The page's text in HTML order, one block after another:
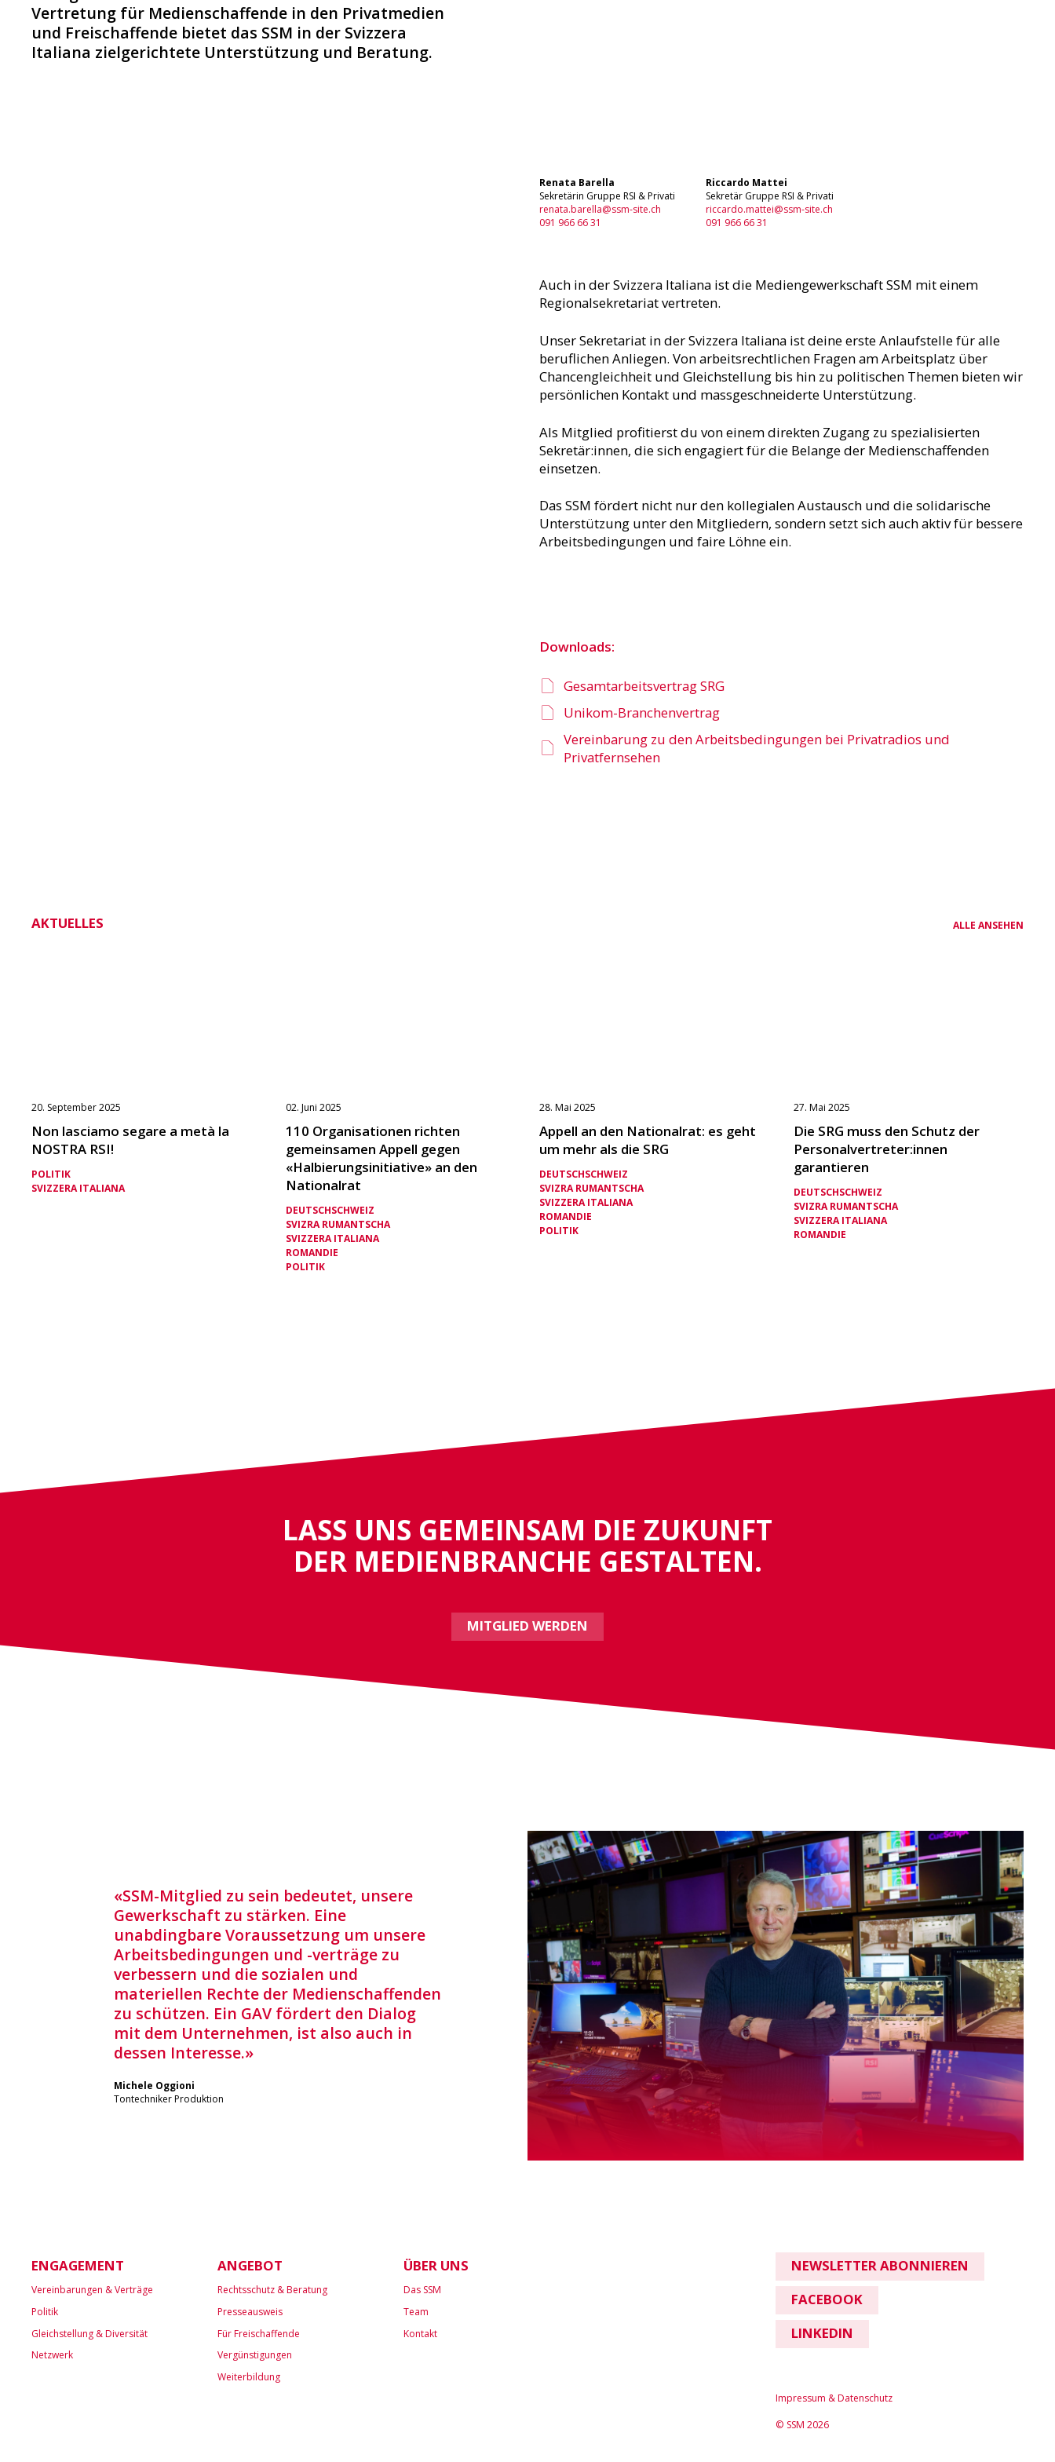
Vertretung für Medienschaffende in den Privatmedien
und Freischaffende bietet das SSM in der Svizzera
Italiana zielgerichtete Unterstützung und Beratung.
Renata Barella
Sekretärin Gruppe RSI & Privati
renata.barella@ssm-site.ch
091 966 66 31
Riccardo Mattei
Sekretär Gruppe RSI & Privati
riccardo.mattei@ssm-site.ch
091 966 66 31
Auch in der Svizzera Italiana ist die Mediengewerkschaft SSM mit einem
Regionalsekretariat vertreten.
Unser Sekretariat in der Svizzera Italiana ist deine erste Anlaufstelle für alle
beruflichen Anliegen. Von arbeitsrechtlichen Fragen am Arbeitsplatz über
Chancengleichheit und Gleichstellung bis hin zu politischen Themen bieten wir
persönlichen Kontakt und massgeschneiderte Unterstützung.
Als Mitglied profitierst du von einem direkten Zugang zu spezialisierten
Sekretär:innen, die sich engagiert für die Belange der Medienschaffenden
einsetzen.
Das SSM fördert nicht nur den kollegialen Austausch und die solidarische
Unterstützung unter den Mitgliedern, sondern setzt sich auch aktiv für bessere
Arbeitsbedingungen und faire Löhne ein.
Downloads:
Gesamtarbeitsvertrag SRG
Unikom-Branchenvertrag
Vereinbarung zu den Arbeitsbedingungen bei Privatradios und
Privatfernsehen
AKTUELLES ALLE ANSEHEN
20. September 2025
Non lasciamo segare a metà la
NOSTRA RSI!
POLITIK
SVIZZERA ITALIANA
02. Juni 2025
110 Organisationen richten
gemeinsamen Appell gegen
«Halbierungsinitiative» an den
Nationalrat
DEUTSCHSCHWEIZ
SVIZRA RUMANTSCHA
SVIZZERA ITALIANA
ROMANDIE
POLITIK
28. Mai 2025
Appell an den Nationalrat: es geht
um mehr als die SRG
DEUTSCHSCHWEIZ
SVIZRA RUMANTSCHA
SVIZZERA ITALIANA
ROMANDIE
POLITIK
27. Mai 2025
Die SRG muss den Schutz der
Personalvertreter:innen
garantieren
DEUTSCHSCHWEIZ
SVIZRA RUMANTSCHA
SVIZZERA ITALIANA
ROMANDIE
LASS UNS GEMEINSAM DIE ZUKUNFT
DER MEDIENBRANCHE GESTALTEN.
MITGLIED WERDEN
«SSM-Mitglied zu sein bedeutet, unsere
Gewerkschaft zu stärken. Eine
unabdingbare Voraussetzung um unsere
Arbeitsbedingungen und -verträge zu
verbessern und die sozialen und
materiellen Rechte der Medienschaffenden
zu schützen. Ein GAV fördert den Dialog
mit dem Unternehmen, ist also auch in
dessen Interesse.»
Michele Oggioni
Tontechniker Produktion
ENGAGEMENT
Vereinbarungen & Verträge
Politik
Gleichstellung & Diversität
Netzwerk
ANGEBOT
Rechtsschutz & Beratung
Presseausweis
Für Freischaffende
Vergünstigungen
Weiterbildung
ÜBER UNS
Das SSM
Team
Kontakt
NEWSLETTER ABONNIEREN
FACEBOOK
LINKEDIN
Impressum & Datenschutz
© SSM 2026